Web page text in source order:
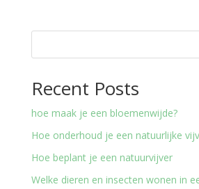
Recent Posts
hoe maak je een bloemenwijde?
Hoe onderhoud je een natuurlijke
Hoe beplant je een natuurvijver
Welke dieren en insecten wonen in